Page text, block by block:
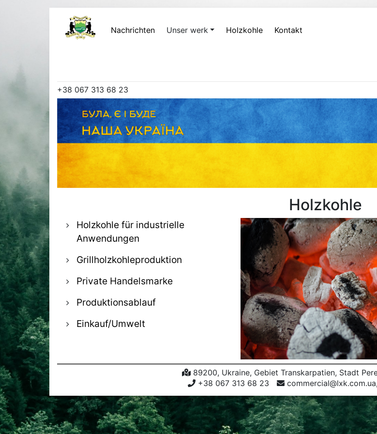
Nachrichten Unser werk Holzkohle Kontakt
+38 067 313 68 23
Holzkohle
Holzkohle für industrielle
Anwendungen
Grillholzkohleproduktion
Private Handelsmarke
Produktionsablauf
Einkauf/Umwelt
89200, Ukraine, Gebiet Transkarpatien, Stadt
+38 067 313 68 23